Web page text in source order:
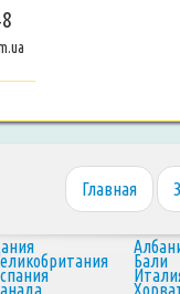
Главная
Бали